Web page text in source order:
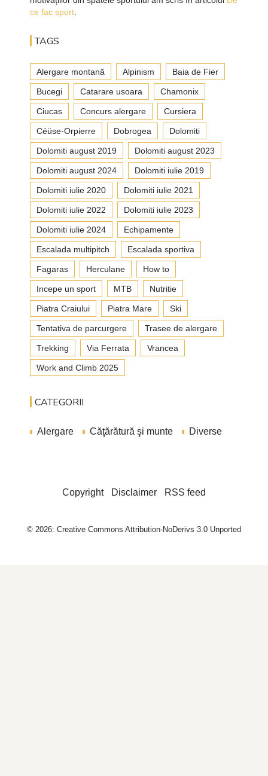
ce fac sport
TAGS
Alergare montană Alpinism Baia de Fier
Bucegi Catarare usoara Chamonix
Ciucas Concurs alergare Cursiera
Céüse-Orpierre Dobrogea Dolomiti
Dolomiti august 2019 Dolomiti august 2023
Dolomiti august 2024 Dolomiti iulie 2019
Dolomiti iulie 2020 Dolomiti iulie 2021
Dolomiti iulie 2022 Dolomiti iulie 2023
Dolomiti iulie 2024 Echipamente
Escalada multipitch Escalada sportiva
Fagaras Herculane How to
Incepe un sport MTB Nutritie
Piatra Craiului Piatra Mare Ski
Tentativa de parcurgere Trasee de alergare
Trekking Via Ferrata Vrancea
Work and Climb 2025
CATEGORII
Alergare Căţărătură şi munte Diverse
Copyright Disclaimer RSS feed
© 2026: Creative Commons Attribution-NoDerivs 3.0 Unported